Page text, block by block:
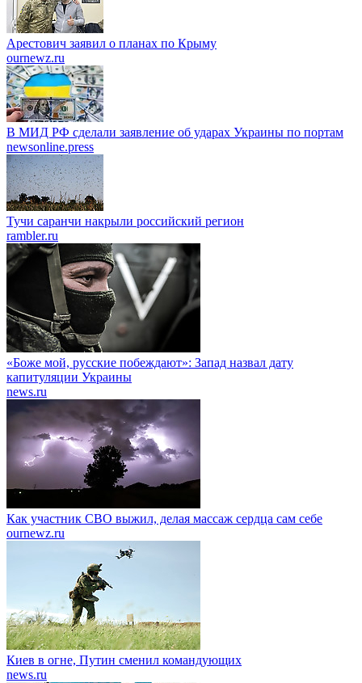
Арестович заявил о планах по Крыму
ournewz.ru
В МИД РФ сделали заявление об ударах Украины по портам
newsonline.press
Тучи саранчи накрыли российский регион
rambler.ru
«Боже мой, русские побеждают»: Запад назвал дату
капитуляции Украины
news.ru
Как участник СВО выжил, делая массаж сердца сам себе
ournewz.ru
Киев в огне, Путин сменил командующих
news.ru